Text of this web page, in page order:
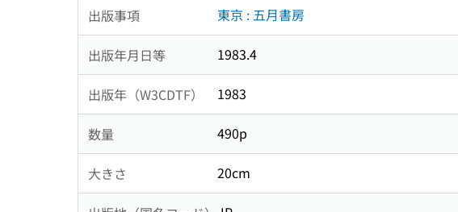
出版事項 東京 : 五月書房
出版年月日等 1983.4
出版年（W3CDTF） 1983
数量 490p
大きさ 20cm